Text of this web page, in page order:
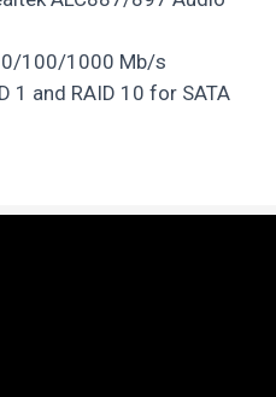
100/1000 Mb/s
1 and RAID 10 for SATA